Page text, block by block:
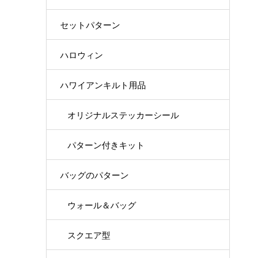
セットパターン
ハロウィン
ハワイアンキルト用品
オリジナルステッカーシール
パターン付きキット
バッグのパターン
ウォール＆バッグ
スクエア型